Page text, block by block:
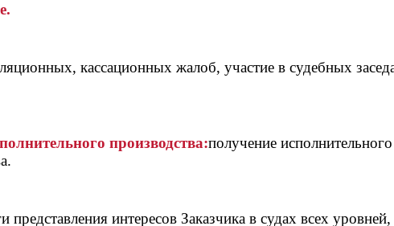
кассационных жалоб, участие в судебных
производства:получение
интересов Заказчика в судах всех